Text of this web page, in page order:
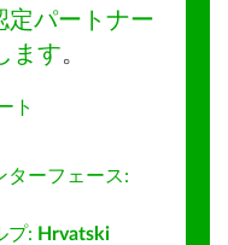
定パートナー
ます。
ト
ターフェース:
プ: Hrvatski